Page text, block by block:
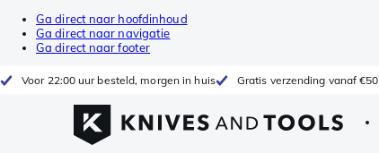
Ga direct naar hoofdinhoud
Ga direct naar navigatie
Ga direct naar footer
Voor 22:00 uur besteld, morgen in huis Gratis verzending vanaf €50